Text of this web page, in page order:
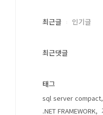
최근글 인기글
최근댓글
태그
sql server compact
.NET FRAMEWORK